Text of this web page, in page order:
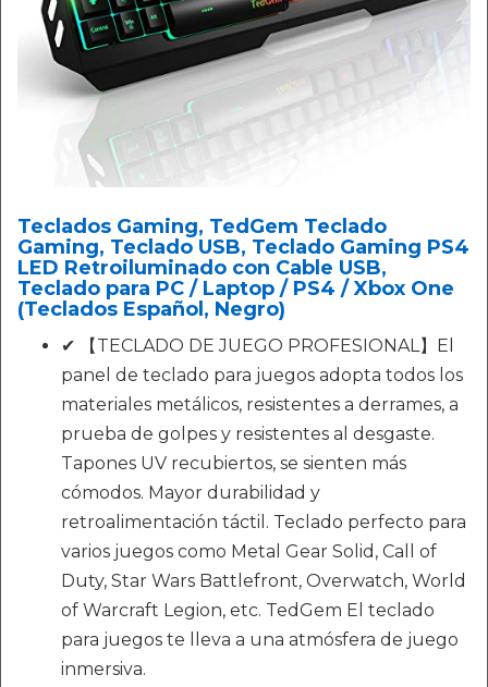
Teclados Gaming, TedGem Teclado
Gaming, Teclado USB, Teclado Gaming PS4
LED Retroiluminado con Cable USB,
Teclado para PC / Laptop / PS4 / Xbox One
(Teclados Español, Negro)
✔ 【TECLADO DE JUEGO PROFESIONAL】El
panel de teclado para juegos adopta todos los
materiales metálicos, resistentes a derrames, a
prueba de golpes y resistentes al desgaste.
Tapones UV recubiertos, se sienten más
cómodos. Mayor durabilidad y
retroalimentación táctil. Teclado perfecto para
varios juegos como Metal Gear Solid, Call of
Duty, Star Wars Battlefront, Overwatch, World
of Warcraft Legion, etc. TedGem El teclado
para juegos te lleva a una atmósfera de juego
inmersiva.